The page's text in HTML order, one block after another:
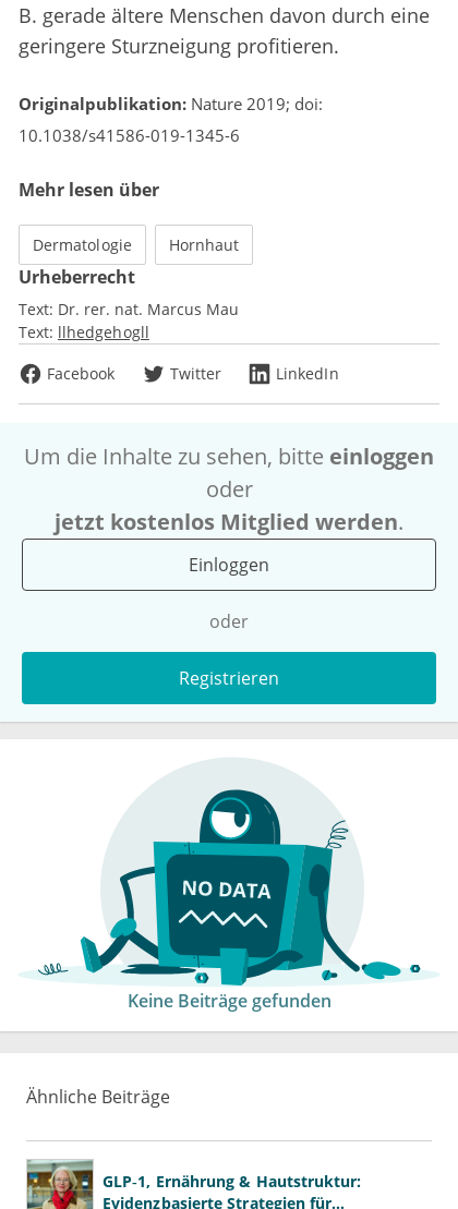
B. gerade ältere Menschen davon durch eine
geringere Sturzneigung profitieren.
Originalpublikation: Nature 2019; doi:
10.1038/s41586-019-1345-6
Mehr lesen über
Dermatologie Hornhaut
Urheberrecht
Text: Dr. rer. nat. Marcus Mau
Text: llhedgehogll
Facebook
Twitter LinkedIn
Um die Inhalte zu sehen, bitte einloggen
oder
jetzt kostenlos Mitglied werden.
Einloggen
oder
Registrieren
Keine Beiträge gefunden
Ähnliche Beiträge
GLP‑1, Ernährung & Hautstruktur:
Evidenzbasierte Strategien für